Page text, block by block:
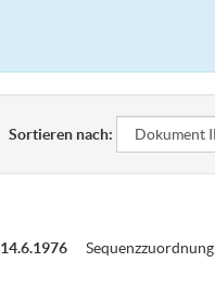
Sortieren nach:
14.6.1976 Sequenzzuordnung